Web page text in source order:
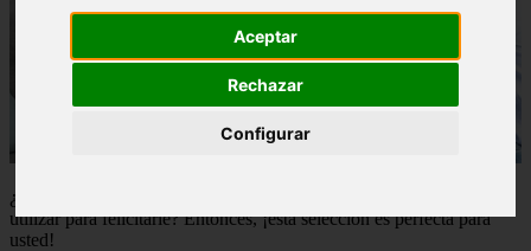
Aceptar
Rechazar
Configurar
¿Ha llegado el cumpleaños de tu padre y no sabes qué palabras
utilizar para felicitarle? Entonces, ¡esta selección es perfecta para
usted!